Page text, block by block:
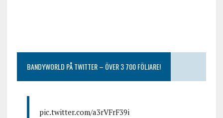
BANDYWORLD PÅ TWITTER – ÖVER 3 700 FÖLJARE!
pic.twitter.com/a3rVFrF39i